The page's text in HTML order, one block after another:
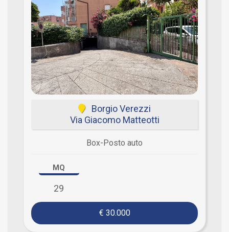
Borgio Verezzi
Via Giacomo Matteotti
Box-Posto auto
MQ
29
€ 30.000